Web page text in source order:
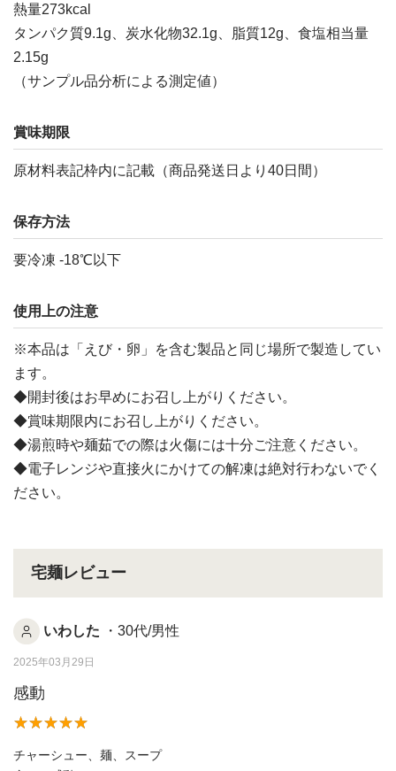
熱量273kcal
タンパク質9.1g、炭水化物32.1g、脂質12g、食塩相当量
2.15g
（サンプル品分析による測定値）
賞味期限
原材料表記枠内に記載（商品発送日より40日間）
保存方法
要冷凍 -18℃以下
使用上の注意
※本品は「えび・卵」を含む製品と同じ場所で製造してい
ます。
◆開封後はお早めにお召し上がりください。
◆賞味期限内にお召し上がりください。
◆湯煎時や麺茹での際は火傷には十分ご注意ください。
◆電子レンジや直接火にかけての解凍は絶対行わないでく
ださい。
宅麺レビュー
いわした ・30代/男性
2025年03月29日
感動
チャーシュー、麺、スープ